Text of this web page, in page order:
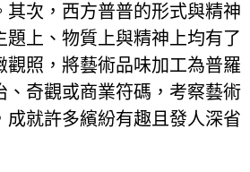
次，西方普普的形式與精神
上、物質上與精神上均有了
照，將藝術品味加工為普羅
奇觀或商業符碼，考察藝術
就許多繽紛有趣且發人深省